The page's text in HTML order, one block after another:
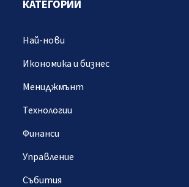
КАТЕГОРИИ
Най-нови
Икономика и бизнес
Мениджмънт
Технологии
Финанси
Управление
Събития